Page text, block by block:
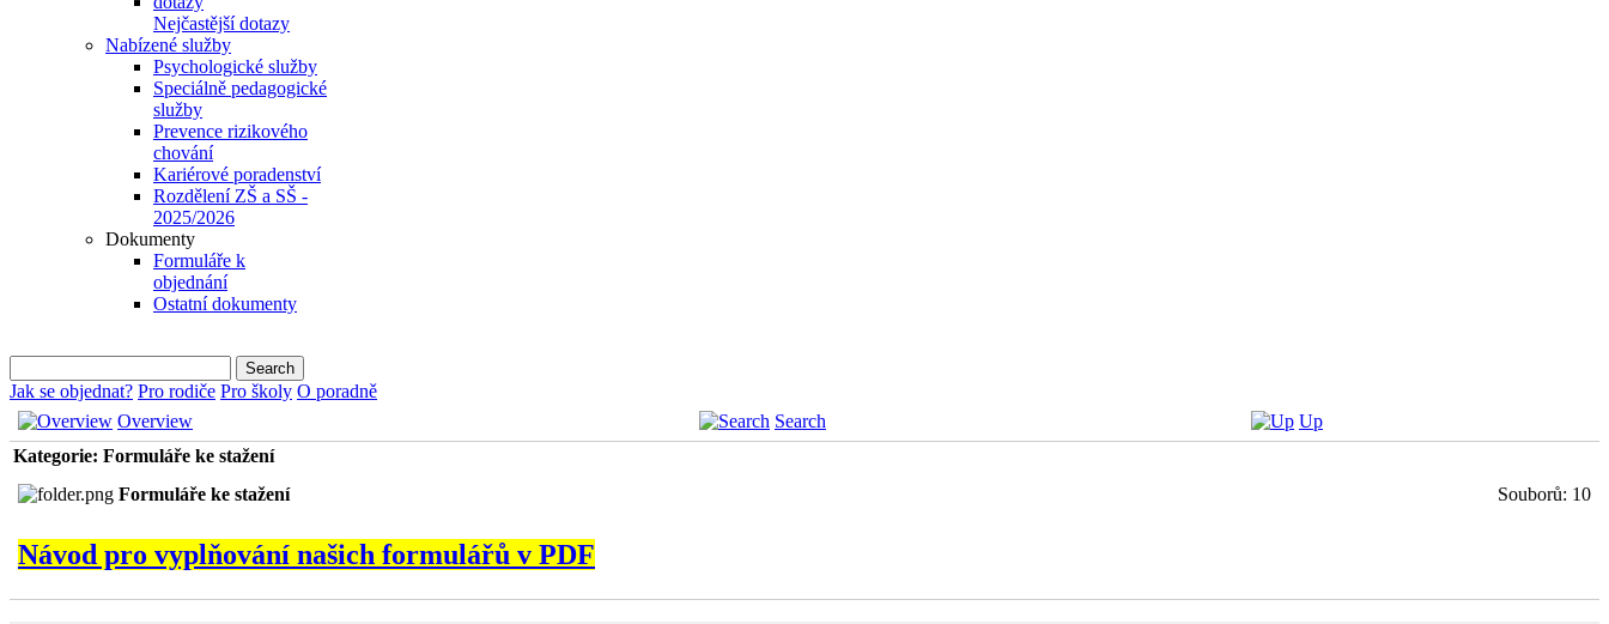
Nejčastější dotazy
Nabízené služby
Psychologické služby
Speciálně pedagogické
služby
Prevence rizikového
chování
Kariérové poradenství
Rozdělení ZŠ a SŠ -
2025/2026
Dokumenty
Formuláře k
objednání
Ostatní dokumenty
Jak se objednat? Pro rodiče Pro školy O poradně
Overview
Search
Up
Kategorie: Formuláře ke stažení
Formuláře ke stažení
Souborů: 10
Návod pro vyplňování našich formulářů v PDF